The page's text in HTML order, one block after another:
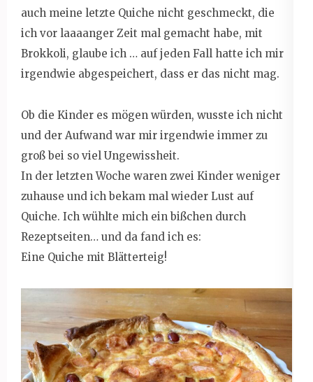
auch meine letzte Quiche nicht geschmeckt, die
ich vor laaaanger Zeit mal gemacht habe, mit
Brokkoli, glaube ich … auf jeden Fall hatte ich mir
irgendwie abgespeichert, dass er das nicht mag.
Ob die Kinder es mögen würden, wusste ich nicht
und der Aufwand war mir irgendwie immer zu
groß bei so viel Ungewissheit.
In der letzten Woche waren zwei Kinder weniger
zuhause und ich bekam mal wieder Lust auf
Quiche. Ich wühlte mich ein bißchen durch
Rezeptseiten… und da fand ich es:
Eine Quiche mit Blätterteig!